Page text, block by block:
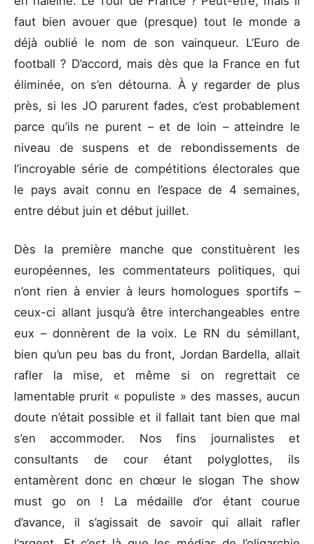
faut bien avouer que (presque) tout le monde a
déjà oublié le nom de son vainqueur. L’Euro de
football ? D’accord, mais dès que la France en fut
éliminée, on s’en détourna. À y regarder de plus
près, si les JO parurent fades, c’est probablement
parce qu’ils ne purent – et de loin – atteindre le
niveau de suspens et de rebondissements de
l’incroyable série de compétitions électorales que
le pays avait connu en l’espace de 4 semaines,
entre début juin et début juillet.
Dès la première manche que constituèrent les
européennes, les commentateurs politiques, qui
n’ont rien à envier à leurs homologues sportifs –
ceux-ci allant jusqu’à être interchangeables entre
eux – donnèrent de la voix. Le RN du sémillant,
bien qu’un peu bas du front, Jordan Bardella, allait
rafler la mise, et même si on regrettait ce
lamentable prurit « populiste » des masses, aucun
doute n’était possible et il fallait tant bien que mal
s’en accommoder. Nos fins journalistes et
consultants de cour étant polyglottes, ils
entamèrent donc en chœur le slogan The show
must go on ! La médaille d’or étant courue
d’avance, il s’agissait de savoir qui allait rafler